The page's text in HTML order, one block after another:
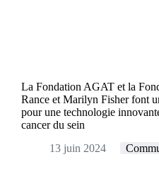
La Fondation AGAT et la
Rance et Marilyn Fisher font
pour une technologie
cancer du sein
13 juin 2024